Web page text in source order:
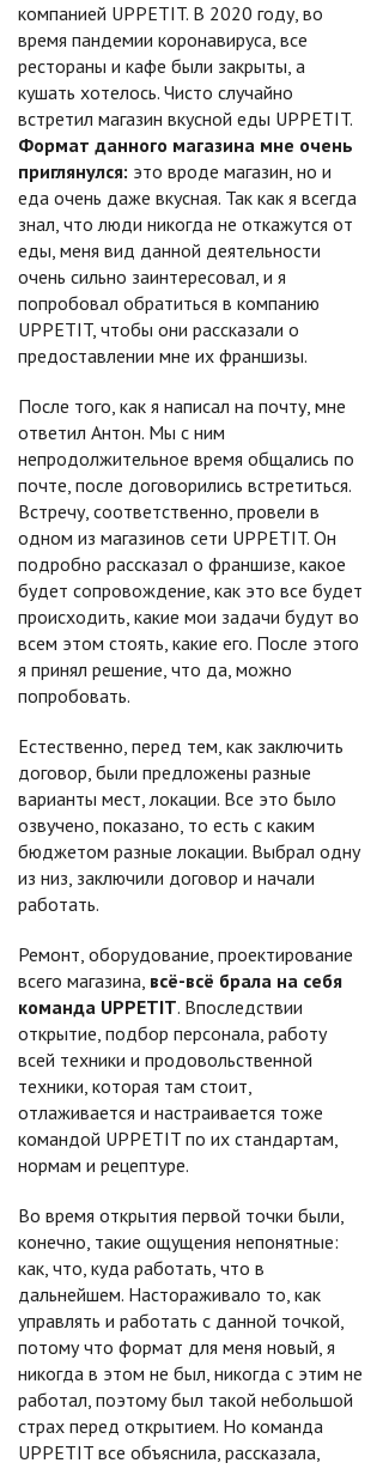
компанией UPPETIT. В 2020 году, во
время пандемии коронавируса, все
рестораны и кафе были закрыты, а
кушать хотелось. Чисто случайно
встретил магазин вкусной еды UPPETIT.
Формат данного магазина мне очень
приглянулся: это вроде магазин, но и
еда очень даже вкусная. Так как я всегда
знал, что люди никогда не откажутся от
еды, меня вид данной деятельности
очень сильно заинтересовал, и я
попробовал обратиться в компанию
UPPETIT, чтобы они рассказали о
предоставлении мне их франшизы.
После того, как я написал на почту, мне
ответил Антон. Мы с ним
непродолжительное время общались по
почте, после договорились встретиться.
Встречу, соответственно, провели в
одном из магазинов сети UPPETIT. Он
подробно рассказал о франшизе, какое
будет сопровождение, как это все будет
происходить, какие мои задачи будут во
всем этом стоять, какие его. После этого
я принял решение, что да, можно
попробовать.
Естественно, перед тем, как заключить
договор, были предложены разные
варианты мест, локации. Все это было
озвучено, показано, то есть с каким
бюджетом разные локации. Выбрал одну
из низ, заключили договор и начали
работать.
Ремонт, оборудование, проектирование
всего магазина, всё-всё брала на себя
команда UPPETIT. Впоследствии
открытие, подбор персонала, работу
всей техники и продовольственной
техники, которая там стоит,
отлаживается и настраивается тоже
командой UPPETIT по их стандартам,
нормам и рецептуре.
Во время открытия первой точки были,
конечно, такие ощущения непонятные:
как, что, куда работать, что в
дальнейшем. Настораживало то, как
управлять и работать с данной точкой,
потому что формат для меня новый, я
никогда в этом не был, никогда с этим не
работал, поэтому был такой небольшой
страх перед открытием. Но команда
UPPETIT все объяснила, рассказала,